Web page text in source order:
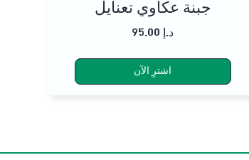
جبنة عكاوي تعنايل
95.00 د.إ
اشترِ الآن